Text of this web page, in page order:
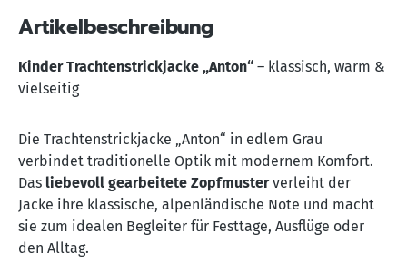
Artikelbeschreibung
Kinder Trachtenstrickjacke „Anton“ – klassisch, warm &
vielseitig
Die Trachtenstrickjacke „Anton“ in edlem Grau
verbindet traditionelle Optik mit modernem Komfort.
Das liebevoll gearbeitete Zopfmusterverleiht der
Jacke ihre klassische, alpenländische Note und macht
sie zum idealen Begleiter für Festtage, Ausflüge oder
den Alltag.